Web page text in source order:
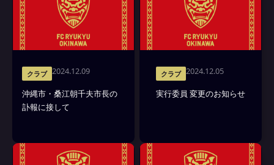
クラブ 2024.12.09
沖縄市・桑江朝千夫市長の
訃報に接して
クラブ 2024.12.05
実行委員 変更のお知らせ